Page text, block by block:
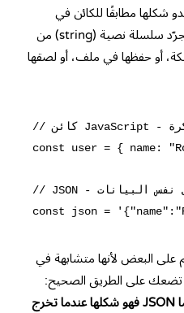
شكلها مطابقًا للكائن في
JavaScript، لكنها في الحقيقة مجرّد سلسلة نصية (string) من
أو حفظها في ملف، أو لصقها
// كائن JavaScript - قيمة حيّة في الذاكرة.
const user = { name:
// JSON - سلسلة نصية تمثّل نفس البيانات.
على البعض لأنها متشابهة في
تضعك على الطريق الصحيح:
الكائنات تعيش داخل برنامجك، أما JSON فهو شكلها عندما تخرج